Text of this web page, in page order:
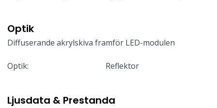
Optik
Diffuserande akrylskiva framför LED-modulen
Optik: Reflektor
Ljusdata & Prestanda